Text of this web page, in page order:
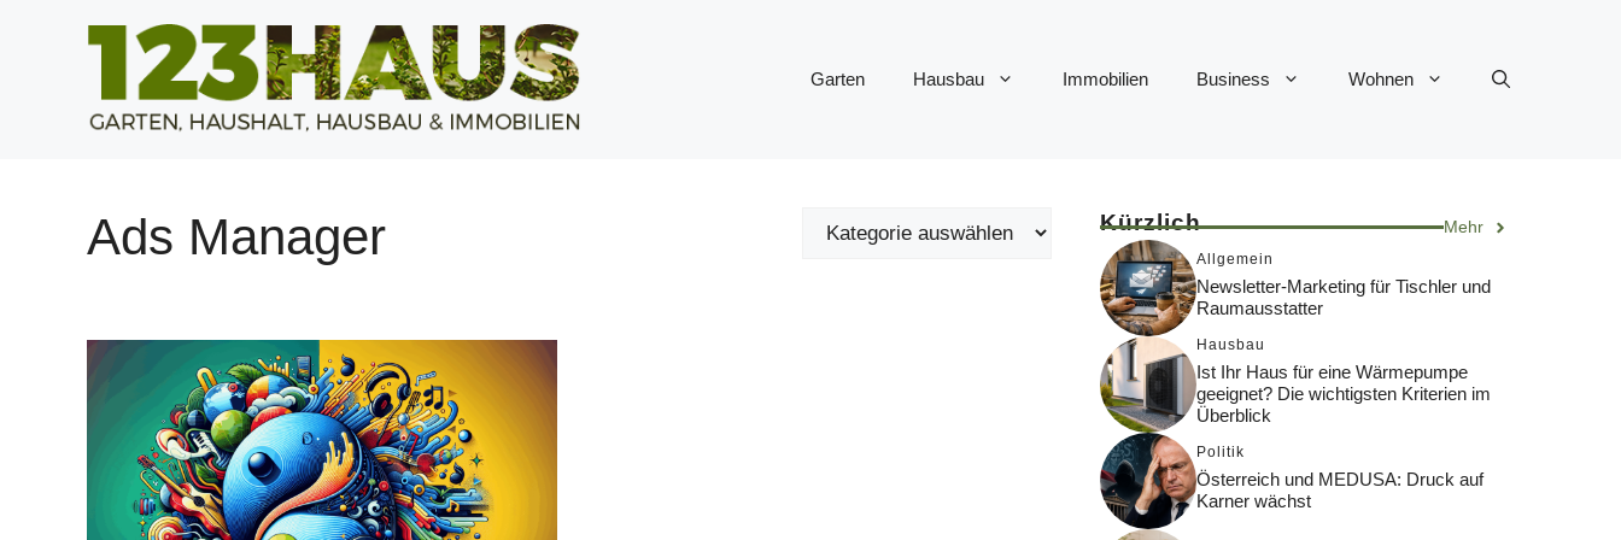
Garten Hausbau Immobilien Business Wohnen
Ads Manager Kürzlich Mehr
Allgemein
Newsletter-Marketing für Tischler und
Raumausstatter
Hausbau
Ist Ihr Haus für eine Wärmepumpe
geeignet? Die wichtigsten Kriterien im
Überblick
Politik
Österreich und MEDUSA: Druck auf
Karner wächst